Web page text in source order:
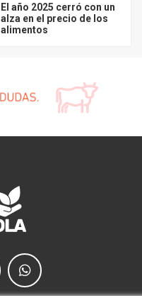
El año 2025 cerró con un
alza en el precio de los
alimentos